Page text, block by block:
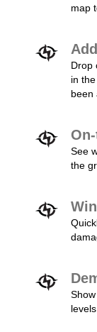
map
Drop
in
been
See
the